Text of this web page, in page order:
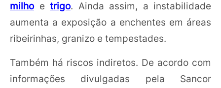
milhoe trigo. Ainda assim, a instabilidade
aumenta a exposição a enchentes em áreas
ribeirinhas, granizo e tempestades.
Também há riscos indiretos. De acordo com
informações divulgadas pela Sancor